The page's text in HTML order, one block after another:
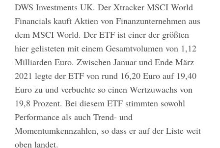
DWS Investments UK. Der Xtracker MSCI World
Financials kauft Aktien von Finanzunternehmen aus
dem MSCI World. Der ETF ist einer der größten
hier gelisteten mit einem Gesamtvolumen von 1,12
Milliarden Euro. Zwischen Januar und Ende März
2021 legte der ETF von rund 16,20 Euro auf 19,40
Euro zu und verbuchte so einen Wertzuwachs von
19,8 Prozent. Bei diesem ETF stimmten sowohl
Performance als auch Trend- und
Momentumkennzahlen, so dass er auf der Liste weit
oben landet.